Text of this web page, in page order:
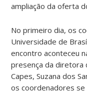
ampliação da oferta
No primeiro dia, os
Universidade de
encontro aconteceu
presença da diretora
Capes, Suzana dos
os coordenadores